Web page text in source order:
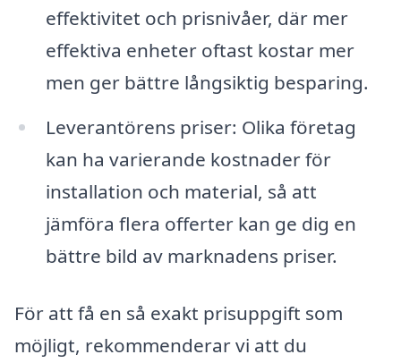
effektivitet och prisnivåer, där mer
effektiva enheter oftast kostar mer
men ger bättre långsiktig besparing.
Leverantörens priser: Olika företag
kan ha varierande kostnader för
installation och material, så att
jämföra flera offerter kan ge dig en
bättre bild av marknadens priser.
För att få en så exakt prisuppgift som
möjligt, rekommenderar vi att du